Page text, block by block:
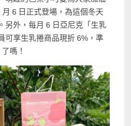
6 日正式登場，為這個冬天
另外，每月 6 日亞尼克「生乳
可享生乳捲商品現折 6%，準
嗎！